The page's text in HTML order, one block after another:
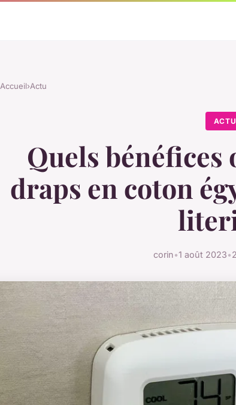
Accueil›Actu
ACTU
Quels bénéfices
draps en coton
corin•1 août 2023•